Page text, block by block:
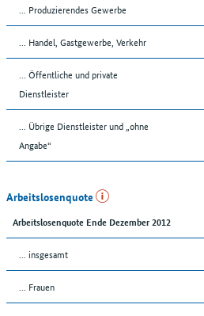
... Produzierendes Gewerbe
... Handel, Gastgewerbe, Verkehr
... Öffentliche und private
Dienstleister
... Übrige Dienstleister und „ohne
Angabe“
Arbeitslosenquote
Arbeitslosenquote Ende Dezember 2012
... insgesamt
... Frauen